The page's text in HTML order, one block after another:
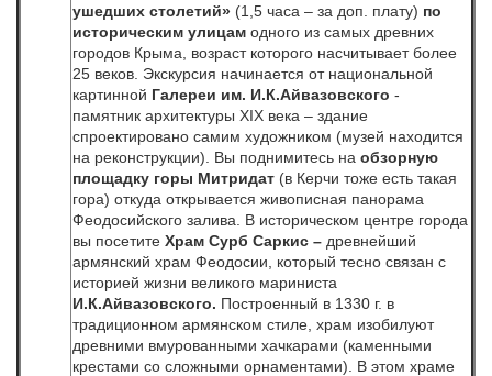
ушедших столетий» (1,5 часа – за доп. плату) по
историческим улицам одного из самых древних
городов Крыма, возраст которого насчитывает более
25 веков. Экскурсия начинается от национальной
картинной Галереи им. И.К.Айвазовского -
памятник архитектуры ХIХ века – здание
спроектировано самим художником (музей находится
на реконструкции). Вы поднимитесь на обзорную
площадку горы Митридат (в Керчи тоже есть такая
гора) откуда открывается живописная панорама
Феодосийского залива. В историческом центре города
вы посетите Храм Сурб Саркис – древнейший
армянский храм Феодосии, который тесно связан с
историей жизни великого мариниста
И.К.Айвазовского. Построенный в 1330 г. в
традиционном армянском стиле, храм изобилуют
древними вмурованными хачкарами (каменными
крестами со сложными орнаментами). В этом храме